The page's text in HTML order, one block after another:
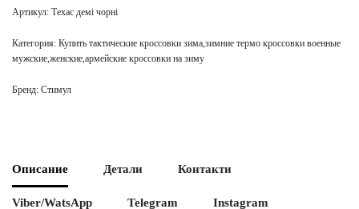
Артикул: Техас демі чорні
Категория: Купить тактические кроссовки зима,зимние термо кроссовки военные
мужские,женские,армейские кроссовки на зиму
Бренд: Стимул
Описание Детали Контакти
Viber/WatsApp Telegram Instagram